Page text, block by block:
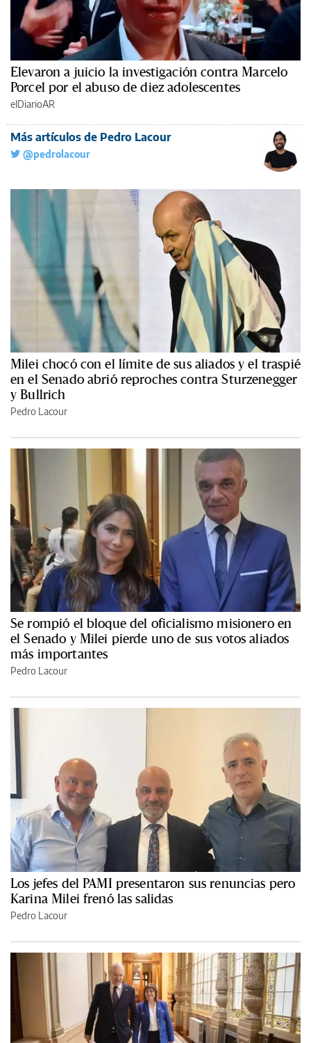
Elevaron a juicio la investigación contra Marcelo
Porcel por el abuso de diez adolescentes
elDiarioAR
Más artículos de Pedro Lacour
@pedrolacour
Milei chocó con el límite de sus aliados y el traspié
en el Senado abrió reproches contra Sturzenegger
y Bullrich
Pedro Lacour
Se rompió el bloque del oficialismo misionero en
el Senado y Milei pierde uno de sus votos aliados
más importantes
Pedro Lacour
Los jefes del PAMI presentaron sus renuncias pero
Karina Milei frenó las salidas
Pedro Lacour